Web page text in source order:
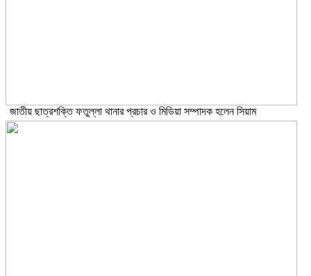
জাতীয় ছাত্রশক্তি ফতুল্লা থানার প্রচার ও মিডিয়া সম্পাদক হলেন সিয়াম